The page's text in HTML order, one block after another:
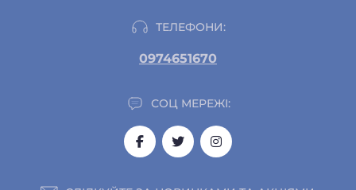
ТЕЛЕФОНИ:
0974651670
СОЦ МЕРЕЖІ: